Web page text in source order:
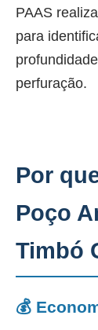
PAAS
para
perfuração.
Por
Poço
Timbó
💰